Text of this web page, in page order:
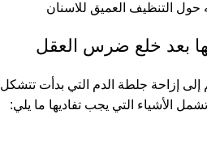
حول التنظيف العميق للاسنان
بعد خلع ضرس العقل
إزاحة جلطة الدم التي بدأت تتشكل
الأشياء التي يجب تفاديها ما يلي: